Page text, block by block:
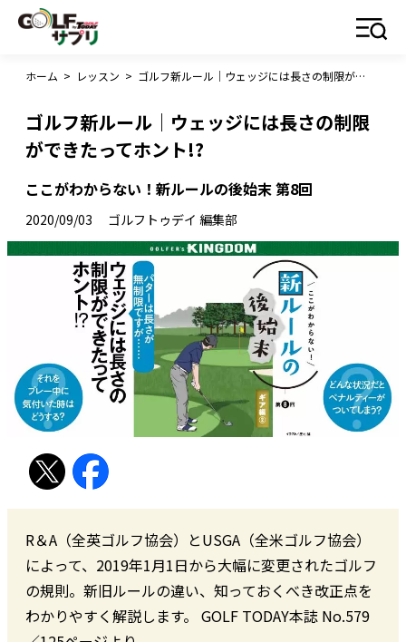
ホーム > レッスン > ゴルフ新ルール｜ウェッジには長さの制限ができたってホント!?
ゴルフ新ルール｜ウェッジには長さの制限
ができたってホント!?
ここがわからない！新ルールの後始末 第8回
2020/09/03 ゴルフトゥデイ 編集部
R＆A（全英ゴルフ協会）とUSGA（全米ゴルフ協会）
によって、2019年1月1日から大幅に変更されたゴルフ
の規則。新旧ルールの違い、知っておくべき改正点を
わかりやすく解説します。 GOLF TODAY本誌 No.579